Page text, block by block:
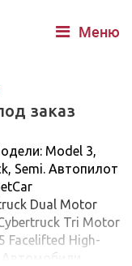
Меню
заказ
Model 3,
Semi. Автопилот
Dual Motor
Tri Motor
Facelifted High-